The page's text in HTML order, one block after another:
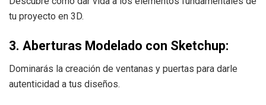
tu proyecto en 3D.
3. Aberturas Modelado con Sketchup:
Dominarás la creación de ventanas y puertas para darle
autenticidad a tus diseños.